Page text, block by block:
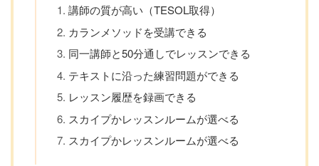
講師の質が高い（TESOL取得）
カランメソッドを受講できる
同一講師と50分通しでレッスンできる
テキストに沿った練習問題ができる
レッスン履歴を録画できる
スカイプかレッスンルームが選べる
スカイプかレッスンルームが選べる